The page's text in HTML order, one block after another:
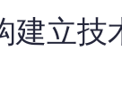
建立